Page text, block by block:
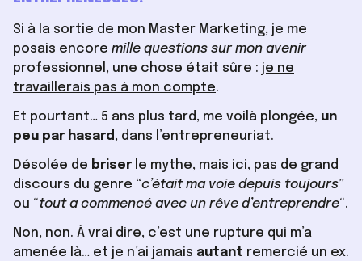
Si à la sortie de mon Master Marketing, je me
posais encore mille questions sur mon avenir
professionnel, une chose était sûre : je ne
travaillerais pas à mon compte.
Et pourtant… 5 ans plus tard, me voilà plongée, un
peu par hasard , dans l’entrepreneuriat.
Désolée de briser le mythe, mais ici, pas de grand
discours du genre “c’était ma voie depuis toujours”
ou “tout a commencé avec un rêve d’entreprendre“.
Non, non. À vrai dire, c’est une rupture qui m’a
amenée là… et je n’ai jamais autant remercié un ex.